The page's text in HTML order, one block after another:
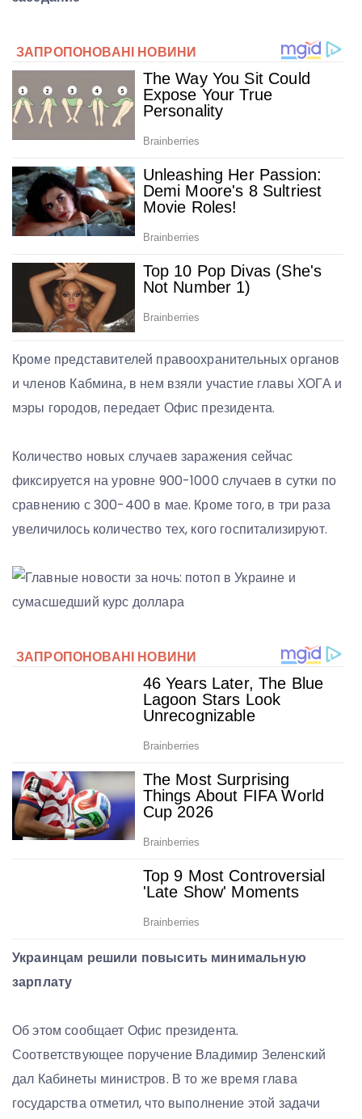
Кроме представителей правоохранительных органов
и членов Кабмина, в нем взяли участие главы ХОГА и
мэры городов, передает Офис президента.
Количество новых случаев заражения сейчас
фиксируется на уровне 900-1000 случаев в сутки по
сравнению с 300-400 в мае. Кроме того, в три раза
увеличилось количество тех, кого госпитализируют.
Украинцам решили повысить минимальную
зарплату
Об этом сообщает Офис президента.
Соответствующее поручение Владимир Зеленский
дал Кабинеты министров. В то же время глава
государства отметил, что выполнение этой задачи